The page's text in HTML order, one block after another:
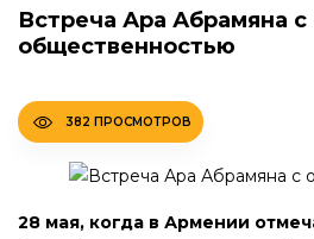
Встреча Ара Абрамяна с
общественностью
382 ПРОСМОТРОВ
28 мая, когда в Армении